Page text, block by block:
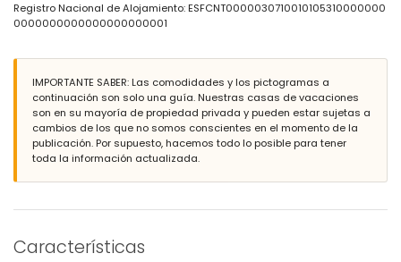
jardín comunitario con césped y árboles
terraza cubierta
plaza de aparcamiento cubierta y privada
Más información
pueblo más cercano: Xàbia (a menos de 2 kilómetros del
apartamento)
orilla o rivera más cercana: Mediterráneo (a menos de 1000 metros
del apartamento)
apartamento)
apartamento)
Registro Nacional de Alojamiento: ESFCNT0000030710010105310000000
0000000000000000000001
IMPORTANTE SABER: Las comodidades y los pictogramas a
continuación son solo una guía. Nuestras casas de vacaciones
son en su mayoría de propiedad privada y pueden estar sujetas a
cambios de los que no somos conscientes en el momento de la
publicación. Por supuesto, hacemos todo lo posible para tener
toda la información actualizada.
Características